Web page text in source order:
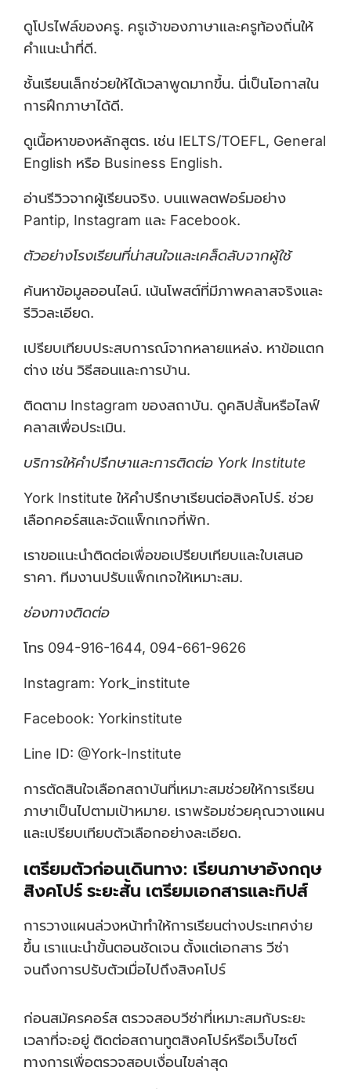
ดูโปรไฟล์ของครู. ครูเจ้าของภาษาและครูท้องถิ่นให้
คำแนะนำที่ดี.
ชั้นเรียนเล็กช่วยให้ได้เวลาพูดมากขึ้น. นี่เป็นโอกาสใน
การฝึกภาษาได้ดี.
ดูเนื้อหาของหลักสูตร. เช่น IELTS/TOEFL, General
English หรือ Business English.
อ่านรีวิวจากผู้เรียนจริง. บนแพลตฟอร์มอย่าง
Pantip, Instagram และ Facebook.
ตัวอย่างโรงเรียนที่น่าสนใจและเคล็ดลับจากผู้ใช้
ค้นหาข้อมูลออนไลน์. เน้นโพสต์ที่มีภาพคลาสจริงและ
รีวิวละเอียด.
เปรียบเทียบประสบการณ์จากหลายแหล่ง. หาข้อแตก
ต่าง เช่น วิธีสอนและการบ้าน.
ติดตาม Instagram ของสถาบัน. ดูคลิปสั้นหรือไลฟ์
คลาสเพื่อประเมิน.
บริการให้คำปรึกษาและการติดต่อ York Institute
York Institute ให้คำปรึกษาเรียนต่อสิงคโปร์. ช่วย
เลือกคอร์สและจัดแพ็กเกจที่พัก.
เราขอแนะนำติดต่อเพื่อขอเปรียบเทียบและใบเสนอ
ราคา. ทีมงานปรับแพ็กเกจให้เหมาะสม.
ช่องทางติดต่อ
โทร 094-916-1644, 094-661-9626
Instagram: York_institute
Facebook: Yorkinstitute
Line ID: @York-Institute
การตัดสินใจเลือกสถาบันที่เหมาะสมช่วยให้การเรียน
ภาษาเป็นไปตามเป้าหมาย. เราพร้อมช่วยคุณวางแผน
และเปรียบเทียบตัวเลือกอย่างละเอียด.
เตรียมตัวก่อนเดินทาง: เรียนภาษาอังกฤษ
สิงคโปร์ ระยะสั้น เตรียมเอกสารและทิปส์
การวางแผนล่วงหน้าทำให้การเรียนต่างประเทศง่าย
ขึ้น เราแนะนำขั้นตอนชัดเจน ตั้งแต่เอกสาร วีซ่า
จนถึงการปรับตัวเมื่อไปถึงสิงคโปร์
ก่อนสมัครคอร์ส ตรวจสอบวีซ่าที่เหมาะสมกับระยะ
เวลาที่จะอยู่ ติดต่อสถานทูตสิงคโปร์หรือเว็บไซต์
ทางการเพื่อตรวจสอบเงื่อนไขล่าสุด